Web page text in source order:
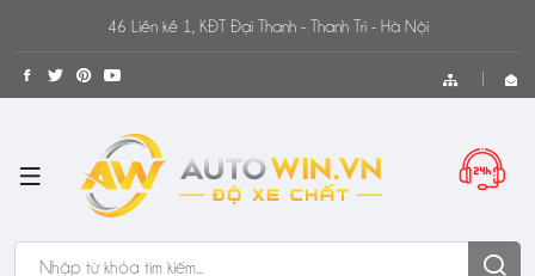
46 Liền kề 1, KĐT Đại Thanh - Thanh Trì - Hà Nội